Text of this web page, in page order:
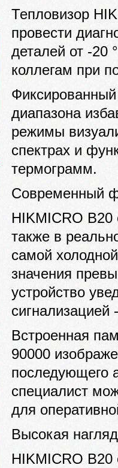
Тепловизор
провести
деталей от -20
коллегам при
диапазона
режимы
спектрах и
термограмм.
Современный
HIKMICRO B20
также в
самой
значения
устройство
Встроенная
90000
последующего
специалист
для
Высокая
HIKMICRO